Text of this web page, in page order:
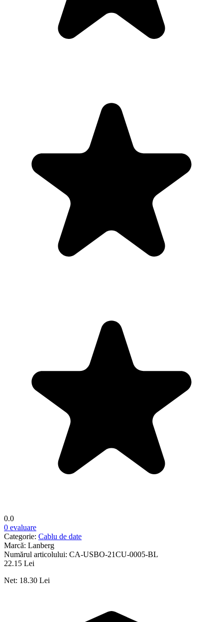
0.0
0 evaluare
Categorie: Cablu de date
Marcă: Lanberg
Numărul articolului: CA-USBO-21CU-0005-BL
22.15 Lei
Net: 18.30 Lei